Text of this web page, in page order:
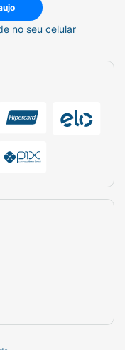
no seu celular